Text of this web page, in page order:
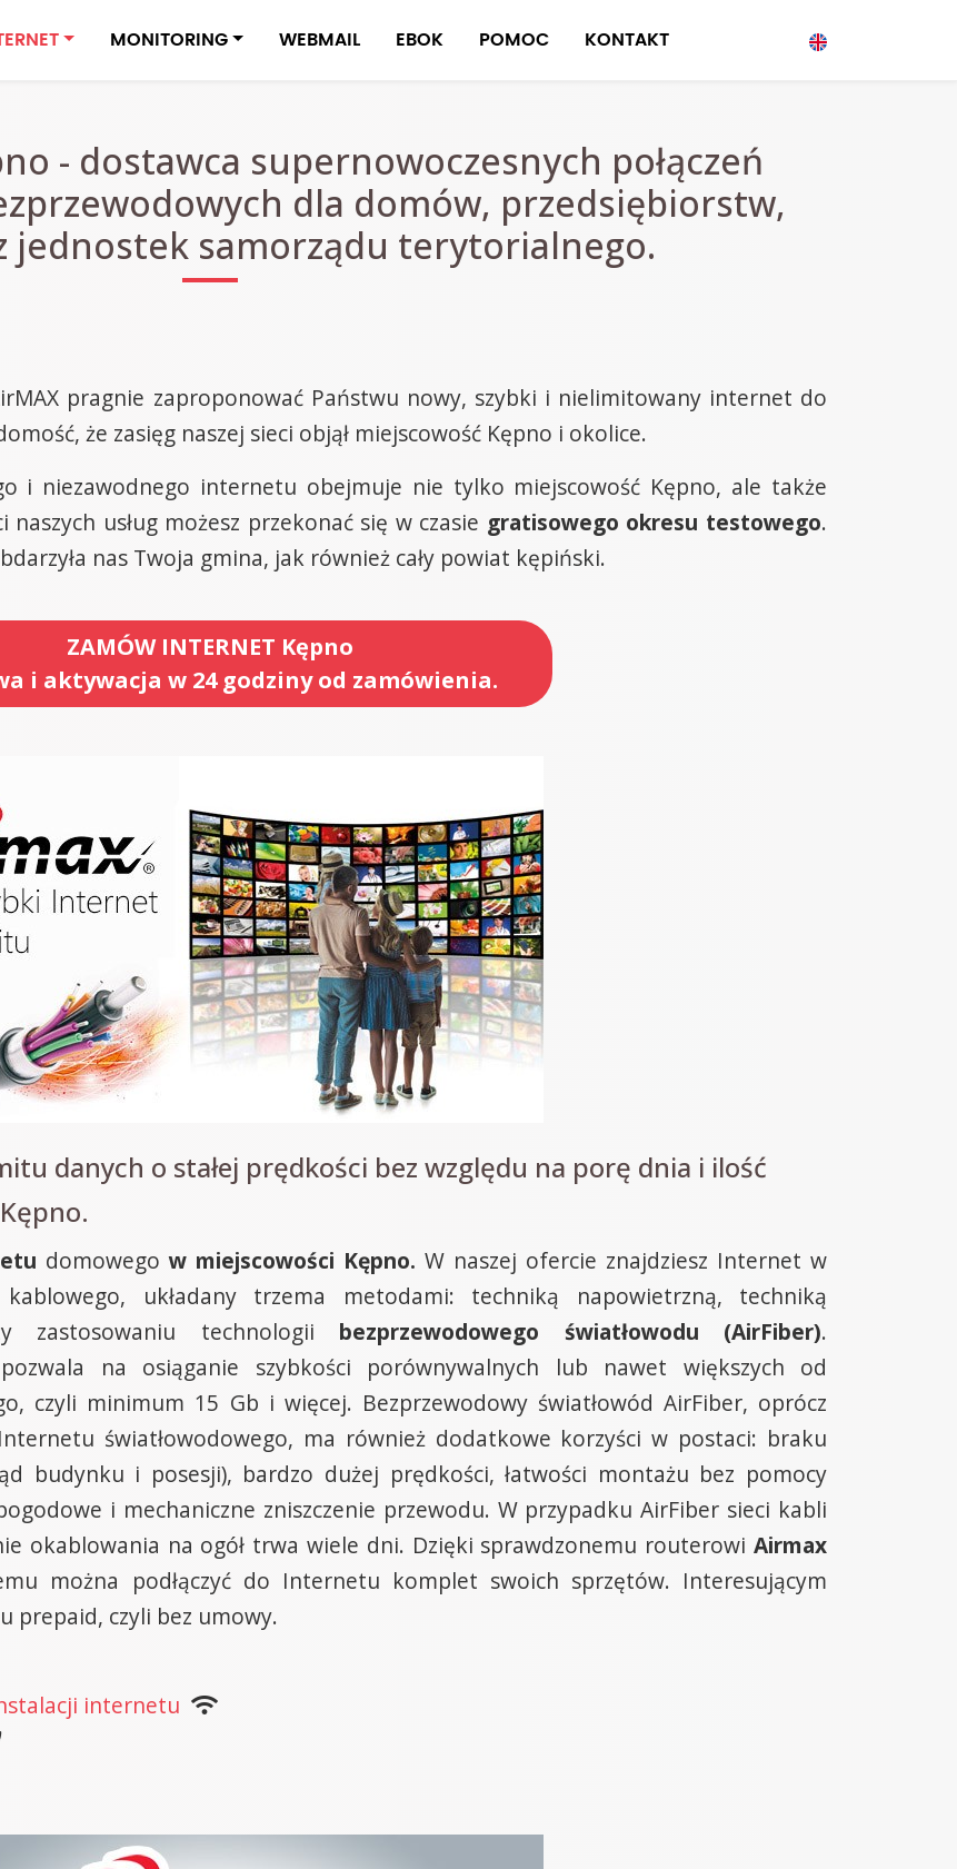
MONITORING WEBMAIL EBOK POMOC KONTAKT
- dostawca supernowoczesnych połączeń
dla domów, przedsiębiorstw,
jednostek samorządu terytorialnego.
pragnie zaproponować Państwu nowy, szybki i nielimitowany internet do
że zasięg naszej sieci objął miejscowość Kępno i okolice.
i niezawodnego internetu obejmuje nie tylko miejscowość Kępno, ale także
usług możesz przekonać się w czasie gratisowego okresu testowego.
nas Twoja gmina, jak również cały powiat kępiński.
ZAMÓW INTERNET Kępno
i aktywacja w 24 godziny od zamówienia.
danych o stałej prędkości bez względu na porę dnia i ilość
domowegow miejscowości Kępno. W naszej ofercie znajdziesz Internet w
kablowego, układany trzema metodami: techniką napowietrzną, techniką
zastosowaniu technologii bezprzewodowego światłowodu (AirFiber).
na osiąganie szybkości porównywalnych lub nawet większych od
czyli minimum 15 Gb i więcej. Bezprzewodowy światłowód AirFiber, oprócz
światłowodowego, ma również dodatkowe korzyści w postaci: braku
budynku i posesji), bardzo dużej prędkości, łatwości montażu bez pomocy
i mechaniczne zniszczenie przewodu. W przypadku AirFiber sieci kabli
okablowania na ogół trwa wiele dni. Dzięki sprawdzonemu routerowi Airmax
można podłączyć do Internetu komplet swoich sprzętów. Interesującym
prepaid, czyli bez umowy.
internetu